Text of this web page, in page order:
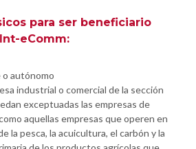
para ser beneficiario
eComm:
o autónomo
industrial o comercial de la sección
exceptuadas las empresas de
aquellas empresas que operen en
la pesca, la acuicultura, el carbón y la